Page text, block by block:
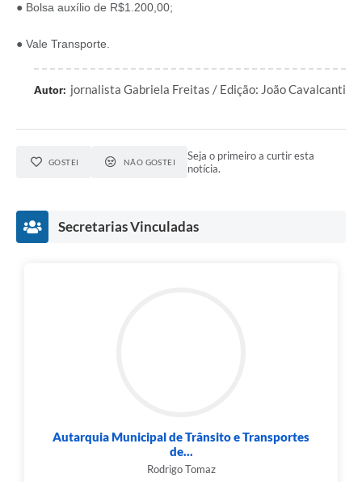
● Bolsa auxílio de R$1.200,00;
● Vale Transporte.
Autor: jornalista Gabriela Freitas / Edição: João Cavalcanti
GOSTEI NÃO GOSTEI
Seja o primeiro a curtir esta
notícia.
Secretarias Vinculadas
Autarquia Municipal de Trânsito e Transportes
de...
Rodrigo Tomaz